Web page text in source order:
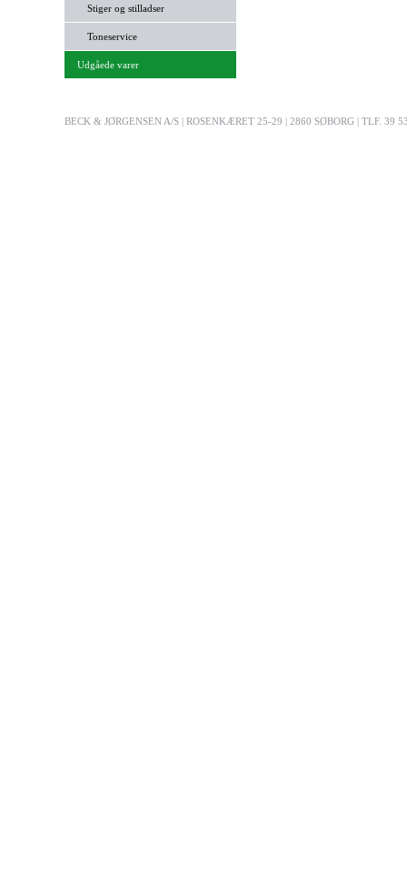
Stiger og stilladser
Toneservice
Udgåede varer
BECK & JØRGENSEN A/S | ROSENKÆRET 25-29 | 2860 SØBORG | TLF. 39